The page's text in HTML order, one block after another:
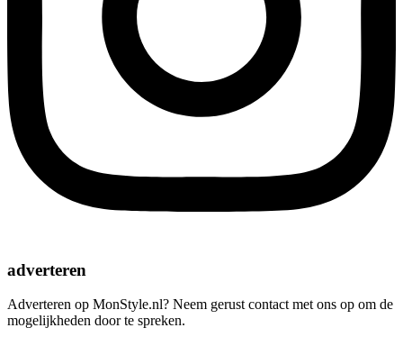
adverteren
Adverteren op MonStyle.nl? Neem gerust contact met ons op om de
mogelijkheden door te spreken.